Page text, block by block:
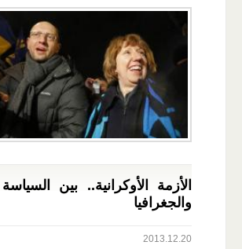
الأزمة الأوكرانية.. بين
والجغرافيا
2013.12.20